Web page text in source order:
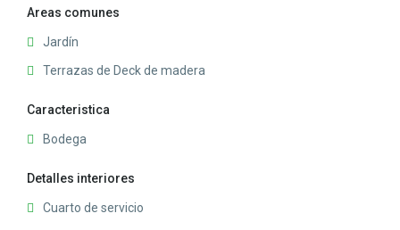
Areas comunes
Jardín
Terrazas de Deck de madera
Caracteristica
Bodega
Detalles interiores
Cuarto de servicio